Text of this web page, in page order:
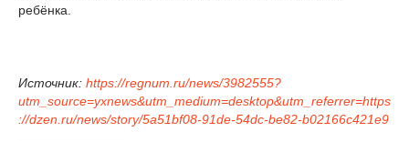
ребёнка.
Источник: https://regnum.ru/news/3982555?
utm_source=yxnews&utm_medium=desktop&utm_referrer=https
://dzen.ru/news/story/5a51bf08-91de-54dc-be82-b02166c421e9